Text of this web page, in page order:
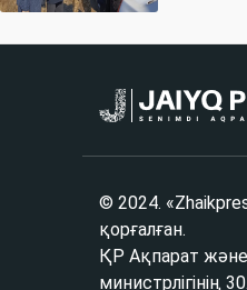
© 2024.
қорғалған.
ҚР Ақпарат
министрлігінің